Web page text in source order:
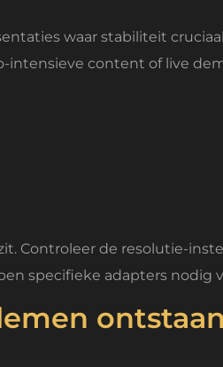
waar stabiliteit
content of live
Controleer de resolutie-
specifieke adapters nodig